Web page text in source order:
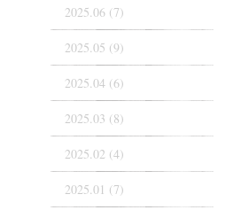
2025.06 (7)
2025.05 (9)
2025.04 (6)
2025.03 (8)
2025.02 (4)
2025.01 (7)